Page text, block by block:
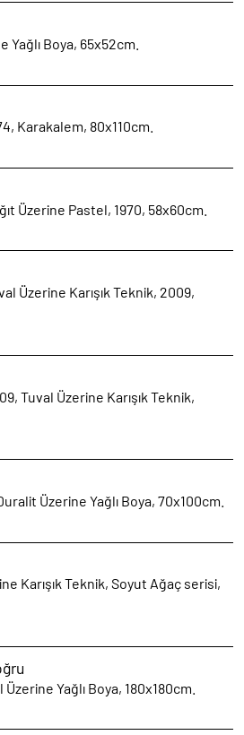
Yağlı Boya, 65x52cm.
Karakalem, 80x110cm.
Üzerine Pastel, 1970, 58x60cm.
Üzerine Karışık Teknik, 2009,
Tuval Üzerine Karışık Teknik,
Üzerine Yağlı Boya, 70x100cm.
Karışık Teknik, Soyut Ağaç serisi,
Yağlı Boya, 180x180cm.